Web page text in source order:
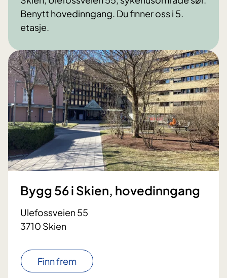
Benytt hovedinngang. Du finner oss i 5.
etasje.
Bygg 56 i Skien, hovedinngang
Ulefossveien 55
3710 Skien
Finn frem